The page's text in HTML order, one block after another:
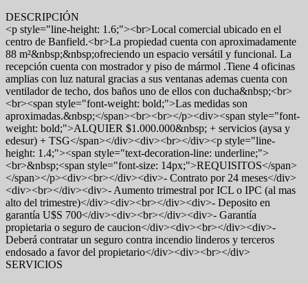
DESCRIPCIÓN
<p style="line-height: 1.6;"><br>Local comercial ubicado en el
centro de Banfield.<br>La propiedad cuenta con aproximadamente
88 m²&nbsp;&nbsp;ofreciendo un espacio versátil y funcional. La
recepción cuenta con mostrador y piso de mármol .Tiene 4 oficinas
amplias con luz natural gracias a sus ventanas ademas cuenta con
ventilador de techo, dos baños uno de ellos con ducha&nbsp;<br>
<br><span style="font-weight: bold;">Las medidas son
aproximadas.&nbsp;</span><br><br></p><div><span style="font-
weight: bold;">ALQUIER $1.000.000&nbsp; + servicios (aysa y
edesur) + TSG</span></div><div><br></div><p style="line-
height: 1.4;"><span style="text-decoration-line: underline;">
<br>&nbsp;<span style="font-size: 14px;">REQUISITOS</span>
</span></p><div><br></div><div>- Contrato por 24 meses</div>
<div><br></div><div>- Aumento trimestral por ICL o IPC (al mas
alto del trimestre)</div><div><br></div><div>- Deposito en
garantía U$S 700</div><div><br></div><div>- Garantía
propietaria o seguro de caucion</div><div><br></div><div>-
Deberá contratar un seguro contra incendio linderos y terceros
endosado a favor del propietario</div><div><br></div>
SERVICIOS